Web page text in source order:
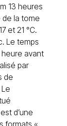
13 heures
de la tome
et 21 °C.
Le temps
heure avant
par
de
d’une
formats «